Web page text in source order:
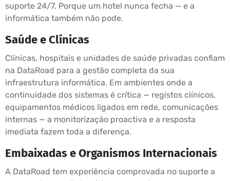
suporte 24/7. Porque um hotel nunca fecha — e a
informática também não pode.
Saúde e Clínicas
Clínicas, hospitais e unidades de saúde privadas confiam
na DataRoad para a gestão completa da sua
infraestrutura informática. Em ambientes onde a
continuidade dos sistemas é crítica — registos clínicos,
equipamentos médicos ligados em rede, comunicações
internas — a monitorização proactiva e a resposta
imediata fazem toda a diferença.
Embaixadas e Organismos Internacionais
A DataRoad tem experiência comprovada no suporte a